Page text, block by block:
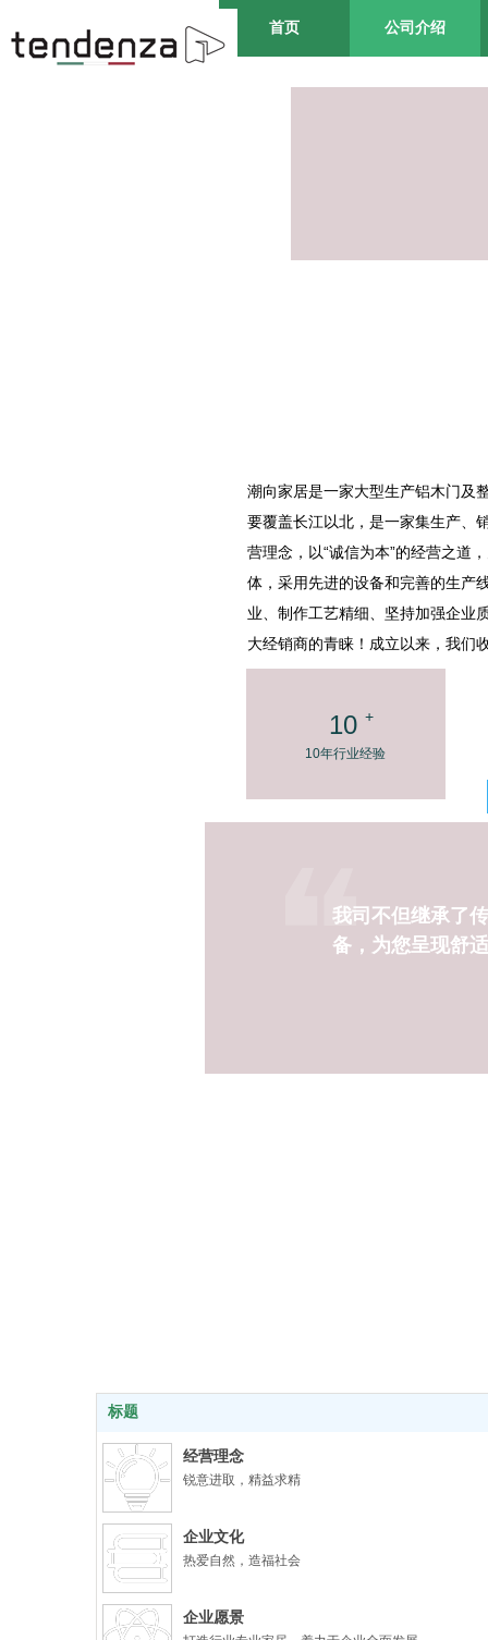
首页 公司介绍
我司不但继承了
备，为您呈现舒
10
10年行业经验
+
潮向家居是一家大型生产铝木门及
要覆盖长江以北，是一家集生产、
营理念，以“诚信为本”的经营之道
体，采用先进的设备和完善的生产
业、制作工艺精细、坚持加强企业
大经销商的青睐！成立以来，我们
标题
经营理念
锐意进取，精益求精
企业文化
热爱自然，造福社会
企业愿景